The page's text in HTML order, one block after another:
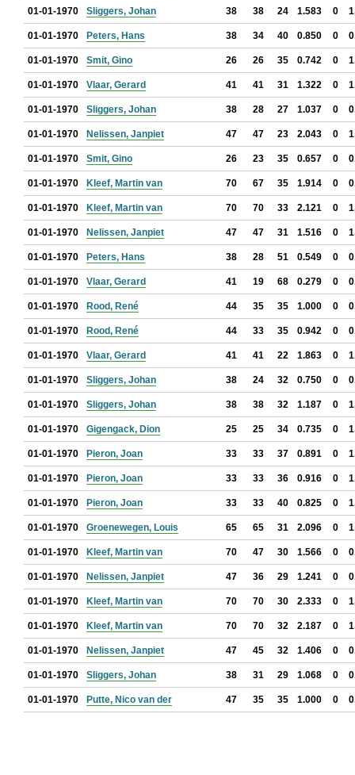
01-01-1970 Sliggers, Johan 38 38 24 1.583 0
01-01-1970 Peters, Hans 38 34 40 0.850 0
01-01-1970 Smit, Gino 26 26 35 0.742 0
01-01-1970 Vlaar, Gerard 41 41 31 1.322 0
01-01-1970 Sliggers, Johan 38 28 27 1.037 0
01-01-1970 Nelissen, Janpiet 47 47 23 2.043 0
01-01-1970 Smit, Gino 26 23 35 0.657 0
01-01-1970 Kleef, Martin van 70 67 35 1.914 0
01-01-1970 Kleef, Martin van 70 70 33 2.121 0
01-01-1970 Nelissen, Janpiet 47 47 31 1.516 0
01-01-1970 Peters, Hans 38 28 51 0.549 0
01-01-1970 Vlaar, Gerard 41 19 68 0.279 0
01-01-1970 Rood, René 44 35 35 1.000 0
01-01-1970 Rood, René 44 33 35 0.942 0
01-01-1970 Vlaar, Gerard 41 41 22 1.863 0
01-01-1970 Sliggers, Johan 38 24 32 0.750 0
01-01-1970 Sliggers, Johan 38 38 32 1.187 0
01-01-1970 Gigengack, Dion 25 25 34 0.735 0
01-01-1970 Pieron, Joan 33 33 37 0.891 0
01-01-1970 Pieron, Joan 33 33 36 0.916 0
01-01-1970 Pieron, Joan 33 33 40 0.825 0
01-01-1970 Groenewegen, Louis 65 65 31 2.096 0
01-01-1970 Kleef, Martin van 70 47 30 1.566 0
01-01-1970 Nelissen, Janpiet 47 36 29 1.241 0
01-01-1970 Kleef, Martin van 70 70 30 2.333 0
01-01-1970 Kleef, Martin van 70 70 32 2.187 0
01-01-1970 Nelissen, Janpiet 47 45 32 1.406 0
01-01-1970 Sliggers, Johan 38 31 29 1.068 0
01-01-1970 Putte, Nico van der 47 35 35 1.000 0